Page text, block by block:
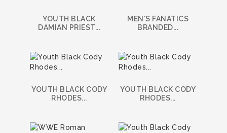
YOUTH BLACK
DAMIAN PRIEST...
MEN'S FANATICS
BRANDED...
YOUTH BLACK CODY
RHODES...
YOUTH BLACK CODY
RHODES...